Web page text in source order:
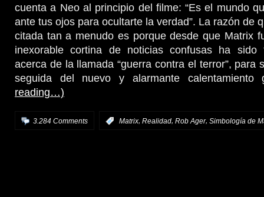
cuenta a Neo al principio del filme: “Es el mundo
ante tus ojos para ocultarte la verdad”. La razón de
citada tan a menudo es porque desde que Matrix
inexorable cortina de noticias confusas ha sido
acerca de la llamada “guerra contra el terror”, para
seguida del nuevo y alarmante
reading…)
3.284 Comments Matrix, Realidad, Rob Ager, Simbología de